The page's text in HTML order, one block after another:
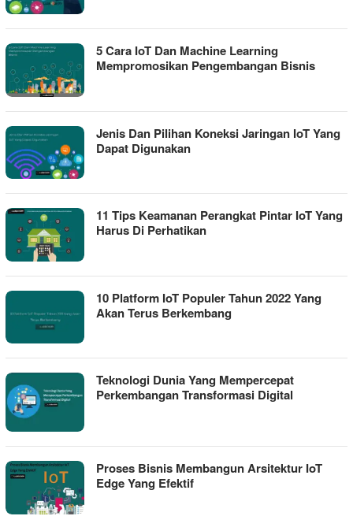
5 Cara IoT Dan Machine Learning
Mempromosikan Pengembangan Bisnis
Jenis Dan Pilihan Koneksi Jaringan IoT Yang
Dapat Digunakan
11 Tips Keamanan Perangkat Pintar IoT Yang
Harus Di Perhatikan
10 Platform IoT Populer Tahun 2022 Yang
Akan Terus Berkembang
Teknologi Dunia Yang Mempercepat
Perkembangan Transformasi Digital
Proses Bisnis Membangun Arsitektur IoT
Edge Yang Efektif